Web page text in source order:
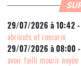
29/07/2026 à 10:42 -
abricots et romarin
29/07/2026 à 08:00 -
avoir failli mourir noyée